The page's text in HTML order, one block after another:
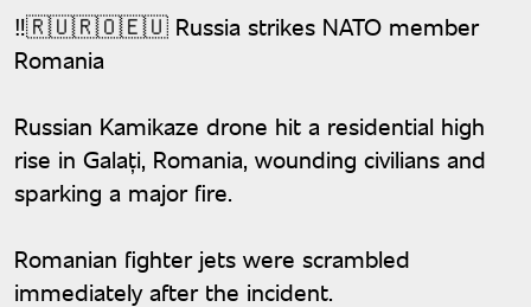
‼️🇷🇺🇷🇴🇪🇺 Russia strikes NATO member
Romania
Russian Kamikaze drone hit a residential high
rise in Galați, Romania, wounding civilians and
sparking a major fire.
Romanian fighter jets were scrambled
immediately after the incident.